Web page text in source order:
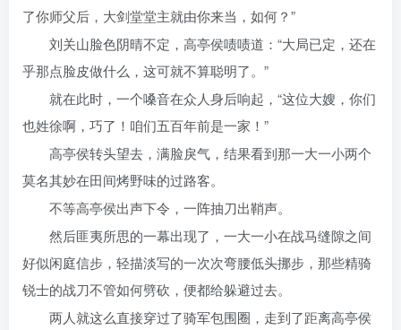
了你师父后，大剑堂堂主就由你来当，如何？”
刘关山脸色阴晴不定，高亭侯啧啧道：“大局已定，还在
乎那点脸皮做什么，这可就不算聪明了。”
就在此时，一个嗓音在众人身后响起，“这位大嫂，你们
也姓徐啊，巧了！咱们五百年前是一家！”
高亭侯转头望去，满脸戾气，结果看到那一大一小两个
莫名其妙在田间烤野味的过路客。
不等高亭侯出声下令，一阵抽刀出鞘声。
然后匪夷所思的一幕出现了，一大一小在战马缝隙之间
好似闲庭信步，轻描淡写的一次次弯腰低头挪步，那些精骑
锐士的战刀不管如何劈砍，便都给躲避过去。
两人就这么直接穿过了骑军包围圈，走到了距离高亭侯